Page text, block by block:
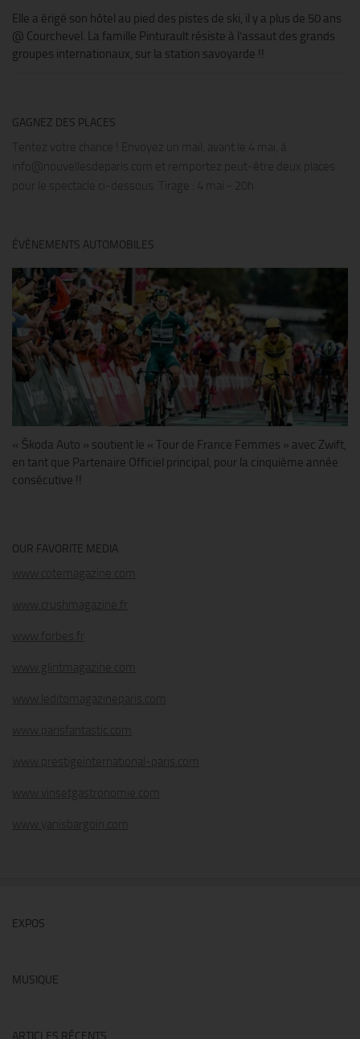
Elle a érigé son hôtel au pied des pistes de ski, il y a plus de 50 ans
@ Courchevel. La famille Pinturault résiste à l’assaut des grands
groupes internationaux, sur la station savoyarde !!
GAGNEZ DES PLACES
Tentez votre chance ! Envoyez un mail, avant le 4 mai, à
info@nouvellesdeparis.com et remportez peut-être deux places
pour le spectacle ci-dessous. Tirage : 4 mai - 20h
ÉVÉNEMENTS AUTOMOBILES
« Škoda Auto » soutient le « Tour de France Femmes » avec Zwift,
en tant que Partenaire Officiel principal, pour la cinquième année
consécutive !!
OUR FAVORITE MEDIA
www.cotemagazine.com
www.crushmagazine.fr
www.forbes.fr
www.glintmagazine.com
www.leditomagazineparis.com
www.parisfantastic.com
www.prestigeinternational-paris.com
www.vinsetgastronomie.com
www.yanisbargoin.com
EXPOS
MUSIQUE
ARTICLES RÉCENTS